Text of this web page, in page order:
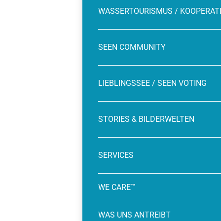
WASSERTOURISMUS /
SEEN COMMUNITY
LIEBLINGSSEE / SEEN VOTING
STORIES & BILDERWELTEN
SERVICES
WE CARE™
WAS UNS ANTREIBT